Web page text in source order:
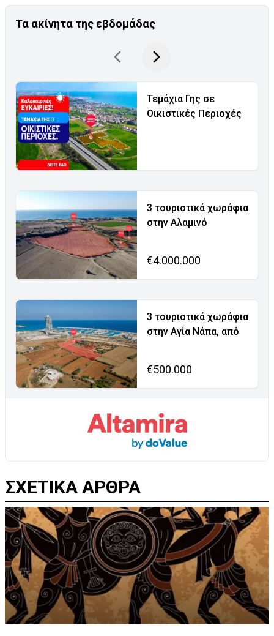
Τα ακίνητα της εβδομάδας
Τεμάχια Γης σε
Οικιστικές Περιοχές
3 τουριστικά χωράφια
στην Αλαμινό
€4.000.000
3 τουριστικά χωράφια
στην Αγία Νάπα, από
€500.000
ΣΧΕΤΙΚΑ ΑΡΘΡΑ